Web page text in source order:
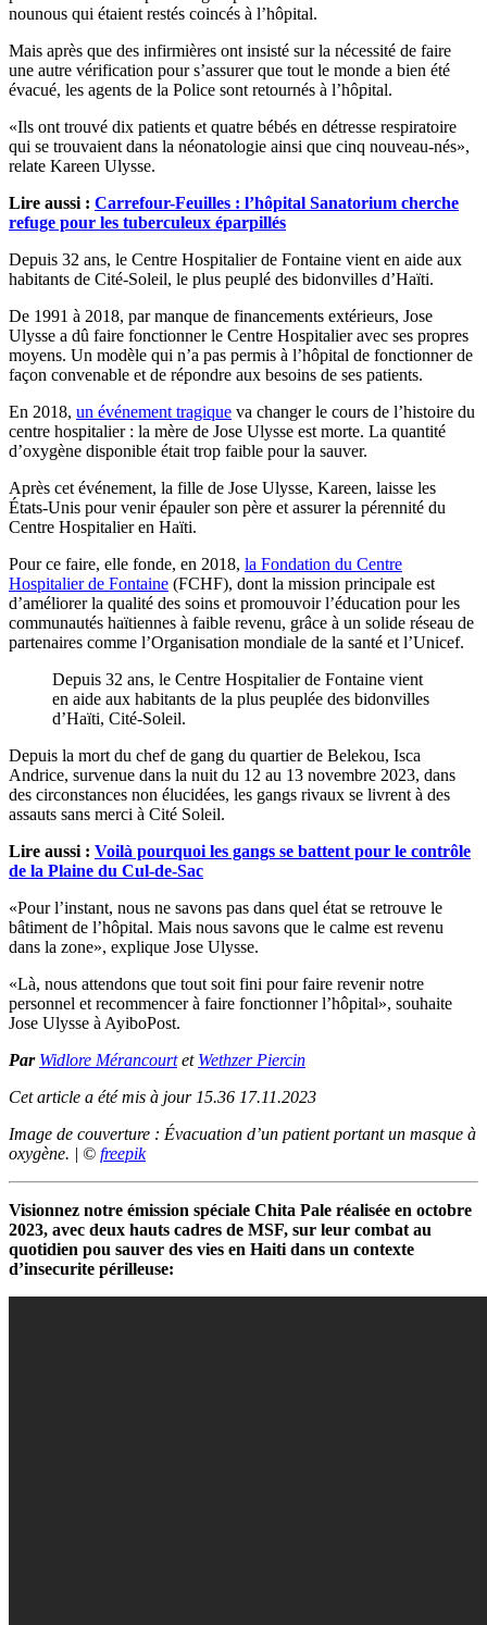
nounous qui étaient restés coincés à l’hôpital.
Mais après que des infirmières ont insisté sur la nécessité de faire
une autre vérification pour s’assurer que tout le monde a bien été
évacué, les agents de la Police sont retournés à l’hôpital.
«Ils ont trouvé dix patients et quatre bébés en détresse respiratoire
qui se trouvaient dans la néonatologie ainsi que cinq nouveau-nés»,
relate Kareen Ulysse.
Lire aussi : Carrefour-Feuilles : l’hôpital Sanatorium cherche
refuge pour les tuberculeux éparpillés
Depuis 32 ans, le Centre Hospitalier de Fontaine vient en aide aux
habitants de Cité-Soleil, le plus peuplé des bidonvilles d’Haïti.
De 1991 à 2018, par manque de financements extérieurs, Jose
Ulysse a dû faire fonctionner le Centre Hospitalier avec ses propres
moyens. Un modèle qui n’a pas permis à l’hôpital de fonctionner de
façon convenable et de répondre aux besoins de ses patients.
En 2018, un événement tragique va changer le cours de l’histoire du
centre hospitalier : la mère de Jose Ulysse est morte. La quantité
d’oxygène disponible était trop faible pour la sauver.
Après cet événement, la fille de Jose Ulysse, Kareen, laisse les
États-Unis pour venir épauler son père et assurer la pérennité du
Centre Hospitalier en Haïti.
Pour ce faire, elle fonde, en 2018, la Fondation du Centre
Hospitalier de Fontaine (FCHF), dont la mission principale est
d’améliorer la qualité des soins et promouvoir l’éducation pour les
communautés haïtiennes à faible revenu, grâce à un solide réseau de
partenaires comme l’Organisation mondiale de la santé et l’Unicef.
Depuis 32 ans, le Centre Hospitalier de Fontaine vient
en aide aux habitants de la plus peuplée des bidonvilles
d’Haïti, Cité-Soleil.
Depuis la mort du chef de gang du quartier de Belekou, Isca
Andrice, survenue dans la nuit du 12 au 13 novembre 2023, dans
des circonstances non élucidées, les gangs rivaux se livrent à des
assauts sans merci à Cité Soleil.
Lire aussi : Voilà pourquoi les gangs se battent pour le contrôle
de la Plaine du Cul-de-Sac
«Pour l’instant, nous ne savons pas dans quel état se retrouve le
bâtiment de l’hôpital. Mais nous savons que le calme est revenu
dans la zone», explique Jose Ulysse.
«Là, nous attendons que tout soit fini pour faire revenir notre
personnel et recommencer à faire fonctionner l’hôpital», souhaite
Jose Ulysse à AyiboPost.
Par Widlore Mérancourtet Wethzer Piercin
Cet article a été mis à jour 15.36 17.11.2023
Image de couverture : Évacuation d’un patient portant un masque à
oxygène. | © freepik
Visionnez notre émission spéciale Chita Pale réalisée en octobre
2023, avec deux hauts cadres de MSF, sur leur combat au
quotidien pou sauver des vies en Haiti dans un contexte
d’insecurite périlleuse: